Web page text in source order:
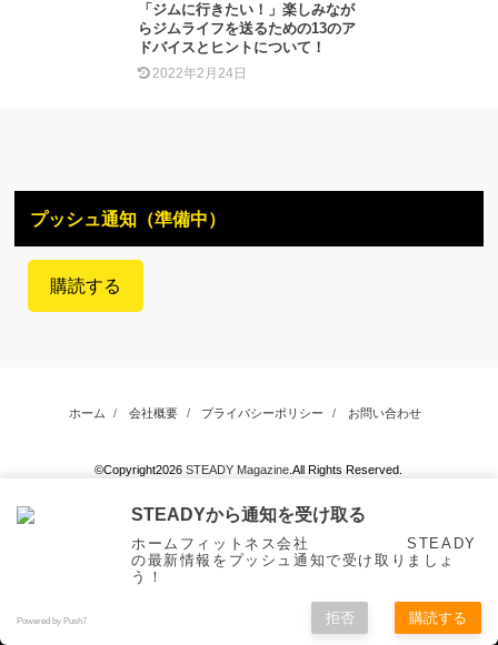
「ジムに行きたい！」楽しみなが
らジムライフを送るための13のア
ドバイスとヒントについて！
2022年2月24日
プッシュ通知（準備中）
購読する
ホーム 会社概要 プライバシーポリシー お問い合わせ
©Copyright2026STEADY Magazine .All Rights Reserved.
STEADYから通知を受け取る
ホームフィットネス会社 STEADY
の最新情報をプッシュ通知で受け取りましょ
う！
Powered by Push7 拒否 購読する